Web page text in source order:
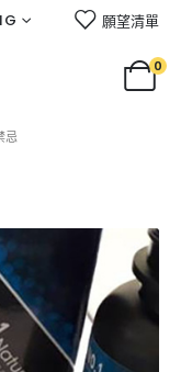
願望清單
0
忌